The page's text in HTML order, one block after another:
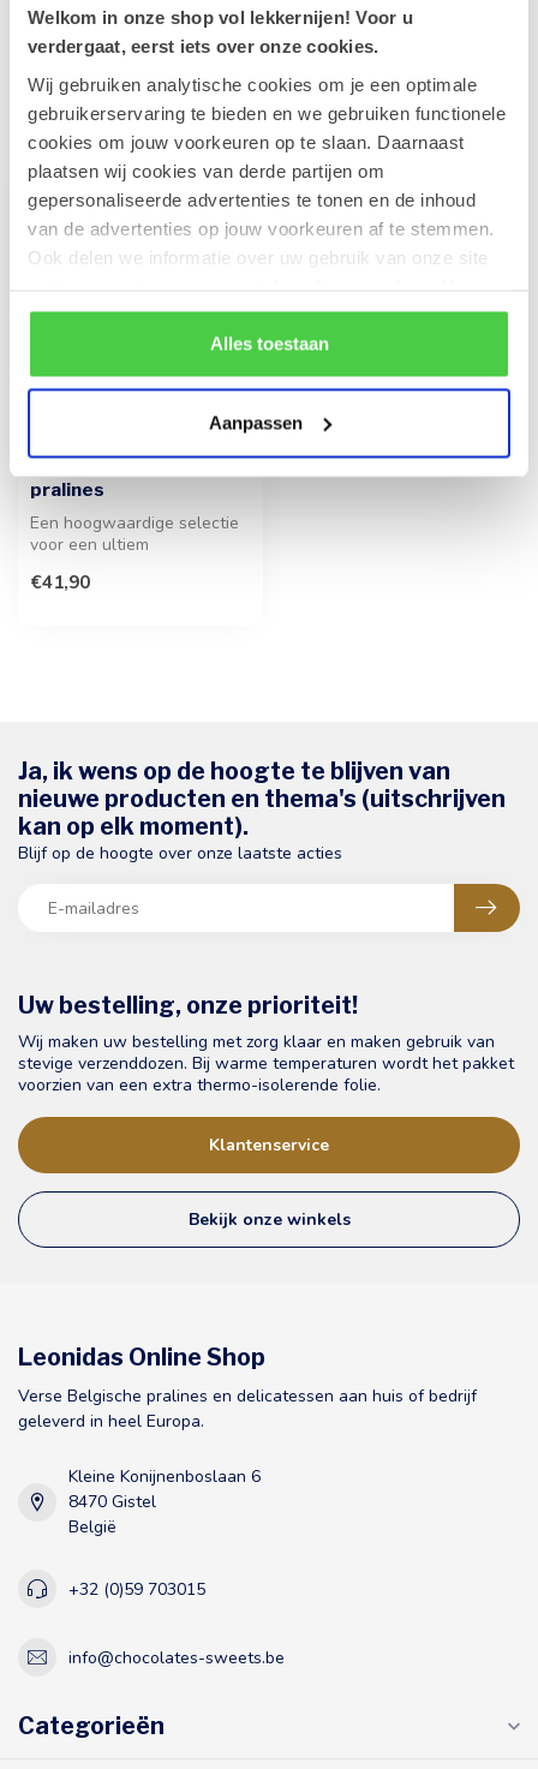
Welkom in onze shop vol lekkernijen! Voor u
verdergaat, eerst iets over onze cookies.
Wij gebruiken analytische cookies om je een optimale
gebruikerservaring te bieden en we gebruiken functionele
cookies om jouw voorkeuren op te slaan. Daarnaast
plaatsen wij cookies van derde partijen om
gepersonaliseerde advertenties te tonen en de inhoud
van de advertenties op jouw voorkeuren af te stemmen.
Ook delen we informatie over uw gebruik van onze site
rekening mee dat als je bepaalde cookies blokkeert, het
de correcte werking van de website kan verstoren.
Alles toestaan
Aanpassen
Op voorraad
Recent bekeken
LEONIDAS
pralines
Een hoogwaardige selectie
voor een ultiem
luxe attenti...
€41,90
Uw bestelling, onze prioriteit!
Wij maken uw bestelling met zorg klaar en maken gebruik van
stevige verzenddozen. Bij warme temperaturen wordt het pakket
voorzien van een extra thermo-isolerende folie.
Klantenservice
Bekijk onze winkels
Ja, ik wens op de hoogte te blijven van
nieuwe producten en thema's (uitschrijven
kan op elk moment).
Blijf op de hoogte over onze laatste acties
Leonidas Online Shop
Verse Belgische pralines en delicatessen aan huis of bedrijf
geleverd in heel Europa.
Kleine Konijnenboslaan 6
8470 Gistel
België
+32 (0)59 703015
info@chocolates-sweets.be
Categorieën